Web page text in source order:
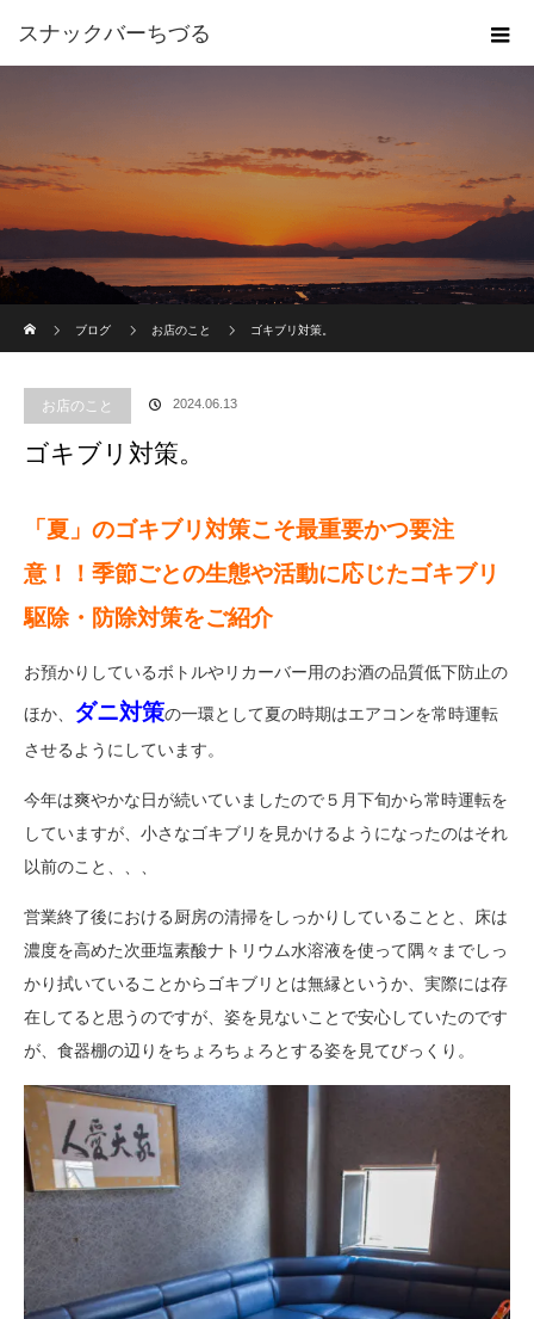
スナックバーちづる
ブログ
お店のこと ゴキブリ対策。
お店のこと 2024.06.13
ゴキブリ対策。
「夏」のゴキブリ対策こそ最重要かつ要注
意！！季節ごとの生態や活動に応じたゴキブリ
駆除・防除対策をご紹介
お預かりしているボトルやリカーバー用のお酒の品質低下防止の
ほか、 ダニ対策の一環として夏の時期はエアコンを常時運転
させるようにしています。
今年は爽やかな日が続いていましたので５月下旬から常時運転を
していますが、小さなゴキブリを見かけるようになったのはそれ
以前のこと、、、
営業終了後における厨房の清掃をしっかりしていることと、床は
濃度を高めた次亜塩素酸ナトリウム水溶液を使って隅々までしっ
かり拭いていることからゴキブリとは無縁というか、実際には存
在してると思うのですが、姿を見ないことで安心していたのです
が、食器棚の辺りをちょろちょろとする姿を見てびっくり。